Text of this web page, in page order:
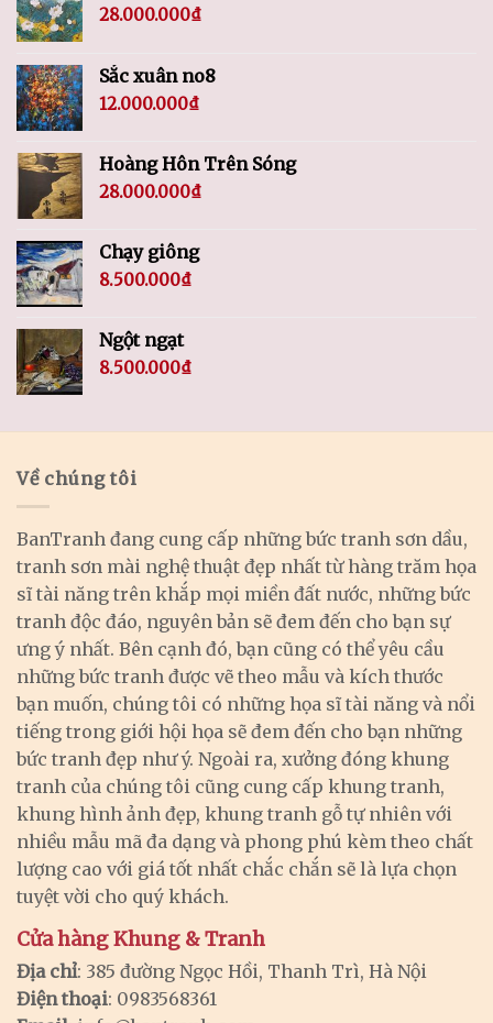
28.000.000₫
Sắc xuân no8
12.000.000₫
Hoàng Hôn Trên Sóng
28.000.000₫
Chạy giông
8.500.000₫
Ngột ngạt
8.500.000₫
Về chúng tôi
BanTranh đang cung cấp những bức tranh sơn dầu,
tranh sơn mài nghệ thuật đẹp nhất từ hàng trăm họa
sĩ tài năng trên khắp mọi miền đất nước, những bức
tranh độc đáo, nguyên bản sẽ đem đến cho bạn sự
ưng ý nhất. Bên cạnh đó, bạn cũng có thể yêu cầu
những bức tranh được vẽ theo mẫu và kích thước
bạn muốn, chúng tôi có những họa sĩ tài năng và nổi
tiếng trong giới hội họa sẽ đem đến cho bạn những
bức tranh đẹp như ý. Ngoài ra, xưởng đóng khung
tranh của chúng tôi cũng cung cấp khung tranh,
khung hình ảnh đẹp, khung tranh gỗ tự nhiên với
nhiều mẫu mã đa dạng và phong phú kèm theo chất
lượng cao với giá tốt nhất chắc chắn sẽ là lựa chọn
tuyệt vời cho quý khách.
Cửa hàng Khung & Tranh
Địa chỉ: 385 đường Ngọc Hồi, Thanh Trì, Hà Nội
Điện thoại: 0983568361